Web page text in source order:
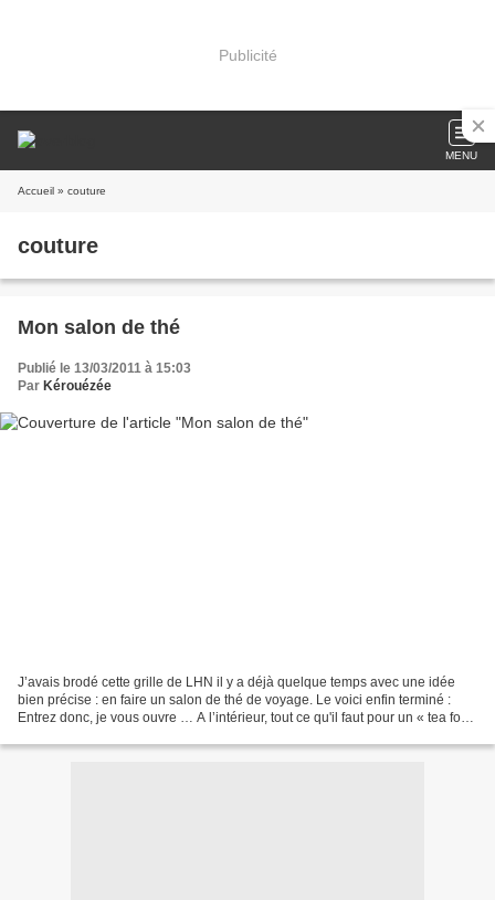
Publicité
MENU
Accueil » couture
couture
Mon salon de thé
Publié le 13/03/2011 à 15:03
Par Kérouézée
J’avais brodé cette grille de LHN il y a déjà quelque temps avec une idée
bien précise : en faire un salon de thé de voyage. Le voici enfin terminé :
Entrez donc, je vous ouvre … A l’intérieur, tout ce qu'il faut pour un « tea for